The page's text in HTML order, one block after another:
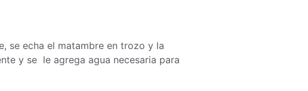
se echa el matambre en trozo y la
y se le agrega agua necesaria para